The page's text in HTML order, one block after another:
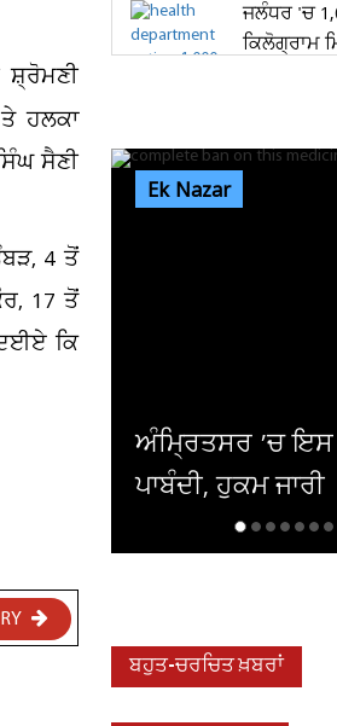
ਹਲਕਾ
ਸੈਣੀ
4 ਤੋਂ
17 ਤੋਂ
ਕਿ
ਜਲੰਧਰ 'ਚ
ਕਿਲੋਗ੍ਰਾਮ
Ek Nazar
ਇਸ ਦਵਾਈ ’ਤੇ ਲੱਗੀ ਮੁਕੰਮਲ
ਬਹੁਤ-ਚਰਚਿਤ ਖ਼ਬਰਾਂ